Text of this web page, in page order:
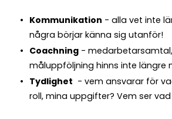
Kommunikation - alla vet inte
några börjar känna sig utanför!
Coachning-
måluppföljning hinns inte längre
Tydlighet - vem ansvarar för
roll, mina uppgifter? Vem ser